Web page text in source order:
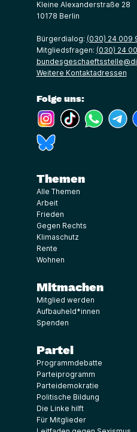
Kleine Alexanderstraße 28
10178 Berlin
Bürgerdialog: (030) 24 009
Mitgliedsfragen: (030) 24
Weitere Kontaktadressen
Folge uns:
(Link öffnet ein
(Link öffnet
(Link
Themen
Alle Themen
Arbeit
Frieden
Gegen Rechts
Klimaschutz
Rente
Wohnen
Mitmachen
Mitglied werden
Aufbauheld*innen
Spenden
Partei
Programmdebatte
Parteiprogramm
Parteidemokratie
Politische Bildung
Die Linke hilft
Für Mitglieder